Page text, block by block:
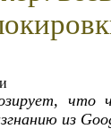
что
из